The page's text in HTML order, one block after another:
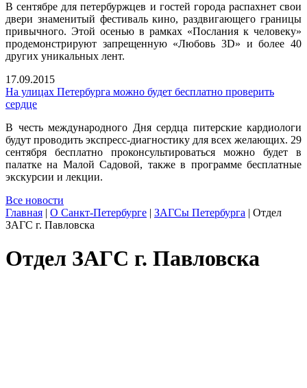
В сентябре для петербуржцев и гостей города распахнет свои
двери знаменитый фестиваль кино, раздвигающего границы
привычного. Этой осенью в рамках «Послания к человеку»
продемонстрируют запрещенную «Любовь 3D» и более 40
других уникальных лент.
17.09.2015
На улицах Петербурга можно будет бесплатно проверить
сердце
В честь международного Дня сердца питерские кардиологи
будут проводить экспресс-диагностику для всех желающих. 29
сентября бесплатно проконсультироваться можно будет в
палатке на Малой Садовой, также в программе бесплатные
экскурсии и лекции.
Все новости
Главная | О Санкт-Петербурге | ЗАГСы Петербурга | Отдел
ЗАГС г. Павловска
Отдел ЗАГС г. Павловска